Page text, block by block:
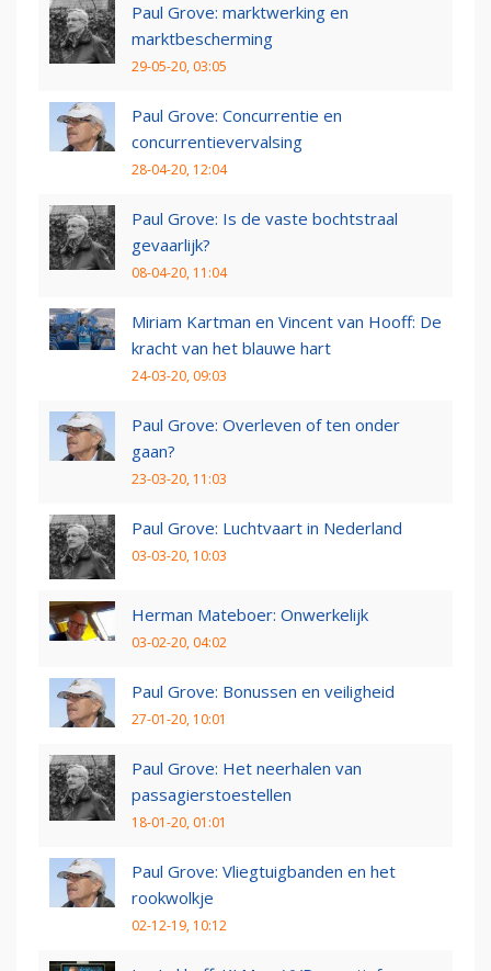
Paul Grove: marktwerking en
marktbescherming
29-05-20, 03:05
Paul Grove: Concurrentie en
concurrentievervalsing
28-04-20, 12:04
Paul Grove: Is de vaste bochtstraal
gevaarlijk?
08-04-20, 11:04
Miriam Kartman en Vincent van Hooff: De
kracht van het blauwe hart
24-03-20, 09:03
Paul Grove: Overleven of ten onder
gaan?
23-03-20, 11:03
Paul Grove: Luchtvaart in Nederland
03-03-20, 10:03
Herman Mateboer: Onwerkelijk
03-02-20, 04:02
Paul Grove: Bonussen en veiligheid
27-01-20, 10:01
Paul Grove: Het neerhalen van
passagierstoestellen
18-01-20, 01:01
Paul Grove: Vliegtuigbanden en het
rookwolkje
02-12-19, 10:12